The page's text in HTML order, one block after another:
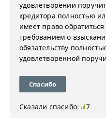
удовлетворении
кредитора полностью
имеет право
требованием о
обязательству
удовлетворенной
Спасибо
Сказали спасибо: 7